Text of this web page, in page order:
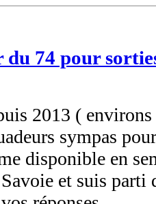
du 74 pour
2013 (
sympas
disponible en
et suis parti